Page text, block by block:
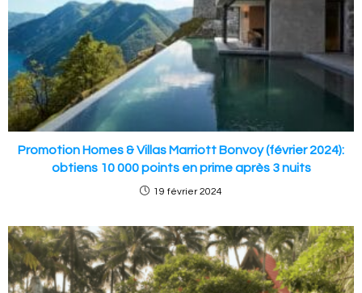
Promotion Homes & Villas Marriott Bonvoy (février 2024):
obtiens 10 000 points en prime après 3 nuits
19 février 2024